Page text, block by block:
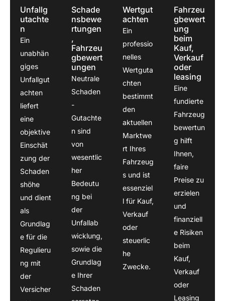
Mal
passi
ert
ich
war
bei
Herr
sehr
gut
en.Ein
guter
Sach
ndiger
.
weiter
empfe
hlen!
Unfallg
utachte
n
Ein
unabhän
giges
Unfallgut
achten
liefert
eine
objektive
Einschät
zung der
Schaden
shöhe
und dient
als
Grundlag
e für die
Regulieru
ng mit
der
Versicher
Schade
nsbewe
rtungen
,
Fahrzeu
gbewert
ungen
Neutrale
Schaden
-
Gutachte
n sind
von
wesentlic
her
Bedeutu
ng bei
der
Unfallab
wicklung,
sowie die
Grundlag
e Ihrer
Schaden
Wertgut
achten
Ein
professio
nelles
Wertguta
chten
bestimmt
den
aktuellen
Marktwe
rt Ihres
Fahrzeug
s und ist
essenziel
l für Kauf,
Verkauf
oder
steuerlic
he
Zwecke.
Fahrzeu
gbewert
ung
beim
Kauf,
Verkauf
oder
leasing
Eine
fundierte
Fahrzeug
bewertun
g hilft
Ihnen,
faire
Preise zu
erzielen
und
finanziell
e Risiken
beim
Kauf,
Verkauf
oder
Leasing